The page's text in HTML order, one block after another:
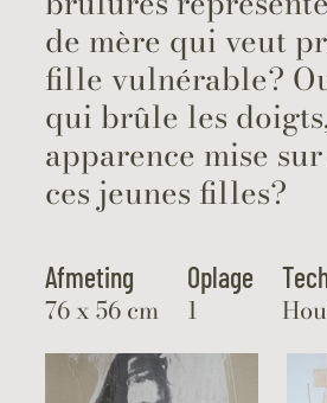
de mère qui veut
fille vulnérable?
qui brûle les
apparence mise
ces jeunes filles?
Afmeting
76 x 56 cm
Oplage
1